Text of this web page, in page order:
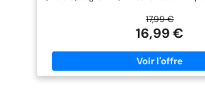
à long terme Charge rapide USB
batterie : Doté d'une batterie au
lithium rechargeable intégrée de
450mAh à haute capacité, le
le
glisser
Batterie 2500 mAh (6-8 heures
tout appareil USB (PC, powerbank, etc.)
surcharges (feu arrière aussi
Étanche IP65 & multi-usage]
pluie/neige/poussière (toutes conditions
route & VTT Fonctionne aussi en lampe
randonnée, urgences) [4. Écran
17,99 €
16,99 €